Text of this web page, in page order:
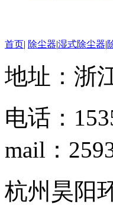
首页| 除尘器|湿式除尘器|
地址：浙
电话：
mail：
杭州昊阳